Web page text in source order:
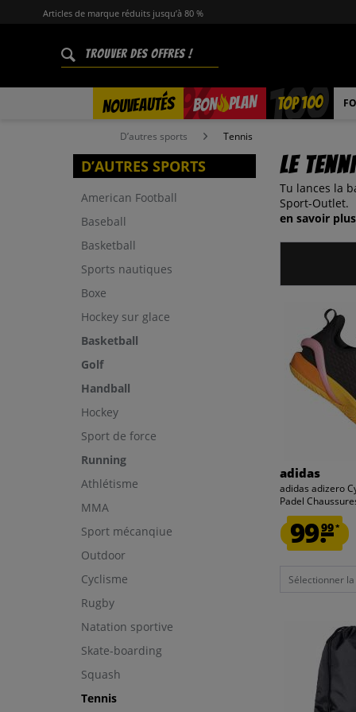
Articles de marque réduits jusqu’à 80 %
NOUVEAUTÉS BON PLAN
% TOP 100
D’autres sports Tennis
D’AUTRES SPORTS
American Football
Baseball
Basketball
Sports nautiques
Boxe
Hockey sur glace
Basketball
Golf
Handball
Hockey
Sport de force
Running
Athlétisme
MMA
Sport mécanqiue
Outdoor
Cyclisme
Rugby
Natation sportive
Skate-boarding
Squash
Tennis
Le
Tu lances la
Sport-Outlet.
en savoir plus
adidas
adidas adizero
Padel
99.99*
Sélectionner